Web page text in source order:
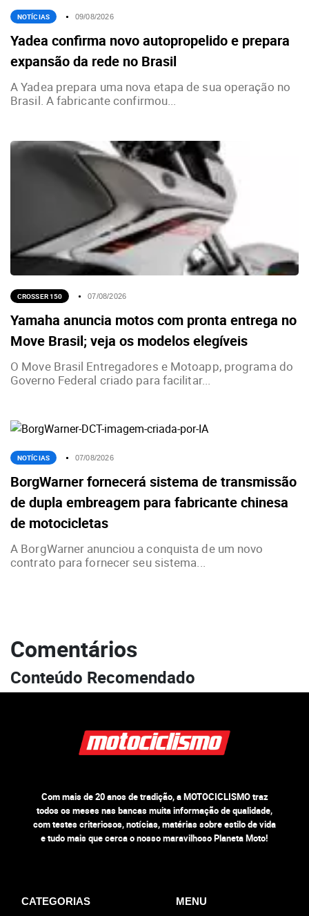
NOTÍCIAS 09/08/2026
Yadea confirma novo autopropelido e prepara
expansão da rede no Brasil
A Yadea prepara uma nova etapa de sua operação no
Brasil. A fabricante confirmou...
CROSSER 150 07/08/2026
Yamaha anuncia motos com pronta entrega no
Move Brasil; veja os modelos elegíveis
O Move Brasil Entregadores e Motoapp, programa do
Governo Federal criado para facilitar...
NOTÍCIAS 07/08/2026
BorgWarner fornecerá sistema de transmissão
de dupla embreagem para fabricante chinesa
de motocicletas
A BorgWarner anunciou a conquista de um novo
contrato para fornecer seu sistema...
Comentários
Conteúdo Recomendado
Com mais de 20 anos de tradição, a MOTOCICLISMO traz
todos os meses nas bancas muita informação de qualidade,
com testes criteriosos, notícias, matérias sobre estilo de vida
e tudo mais que cerca o nosso maravilhoso Planeta Moto!
CATEGORIAS MENU